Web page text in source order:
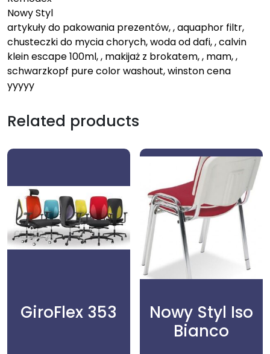
Nowy Styl
artykuły do pakowania prezentów, , aquaphor filtr,
chusteczki do mycia chorych, woda od dafi, , calvin
klein escape 100ml, , makijaż z brokatem, , mam, ,
schwarzkopf pure color washout, winston cena
yyyyy
Related products
GiroFlex 353
Nowy Styl Iso
Bianco